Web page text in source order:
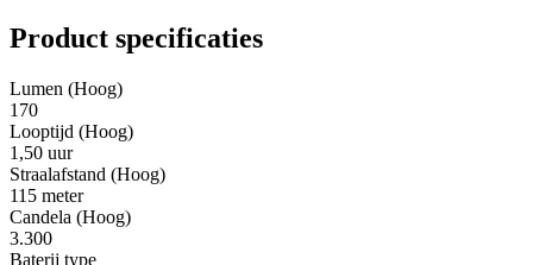
Product specificaties
Lumen (Hoog)
170
Looptijd (Hoog)
1,50 uur
Straalafstand (Hoog)
115 meter
Candela (Hoog)
3.300
Baterij type